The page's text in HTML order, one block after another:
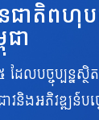
ជាតិពហុប
ជា
ែលបច្ចុប្បន្នស្ថិ
និងអភិវឌ្ឍន៍បច្ច